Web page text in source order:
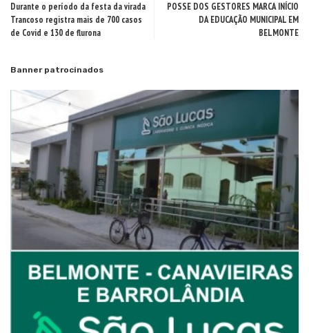
Durante o período da festa da virada
Trancoso registra mais de 700 casos
de Covid e 130 de flurona
POSSE DOS GESTORES MARCA INÍCIO
DA EDUCAÇÃO MUNICIPAL EM
BELMONTE
Banner patrocinados